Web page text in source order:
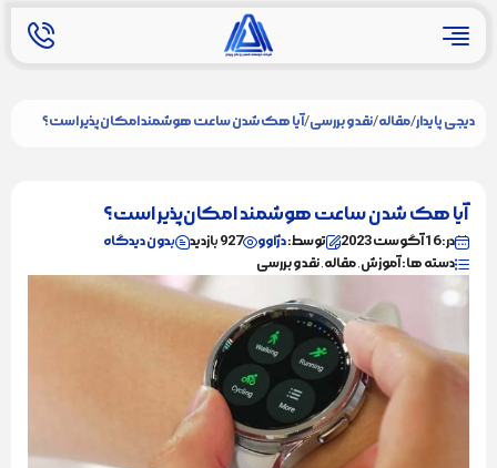
دیجی پایدار/مقاله/نقد و بررسی/آیا هک شدن ساعت هوشمند امکان‌پذیر است؟
آیا هک شدن ساعت هوشمند امکان‌پذیر است؟
در: 16 آگوست 2023 توسط:دژاوو 927 بازدید
بدون دیدگاه
دسته ها: آموزش, مقاله, نقد و بررسی